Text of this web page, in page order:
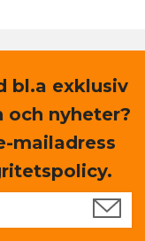
bl.a exklusiv
nyheter?
mailadress